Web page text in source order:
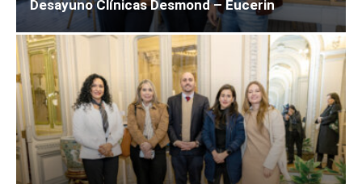
Desayuno Clínicas Desmond – Eucerin